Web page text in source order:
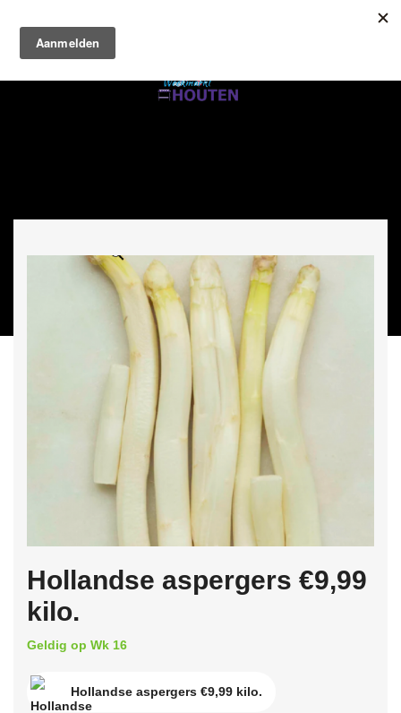
Hollandse aspergers €9,99
kilo.
Geldig op Wk 16
Hollandse aspergers €9,99 kilo.